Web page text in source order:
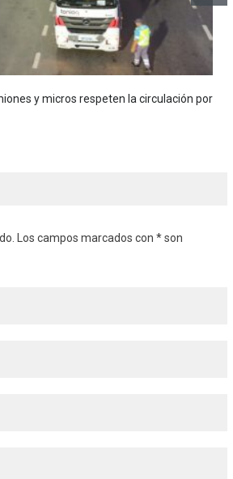
y micros respeten la circulación por
Los campos marcados con * son